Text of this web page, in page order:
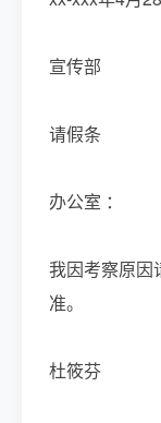
宣传部
请假条
办公室 ：
我因考察原因
准。
杜筱芬